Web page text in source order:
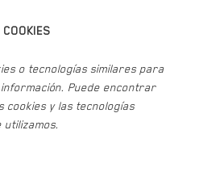
o tecnologías similares para
Puede encontrar
cookies y las tecnologías
utilizamos.